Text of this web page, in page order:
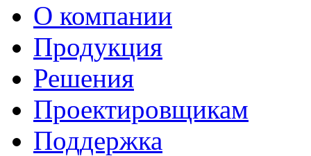
О компании
Продукция
Решения
Проектировщикам
Поддержка